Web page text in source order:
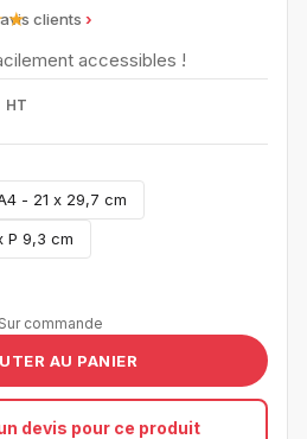
clients
accessibles !
HT
- 21 x 29,7 cm
P 9,3 cm
Sur commande
AU PANIER
devis pour ce produit